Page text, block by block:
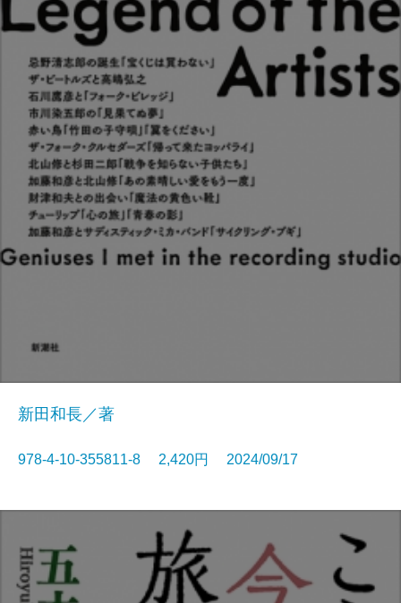
新田和長／著
978-4-10-355811-8 2,420円 2024/09/17